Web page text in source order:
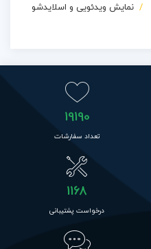
نمایش ویدئویی و اسلایدشو
19190
تعداد سفارشات
1168
درخواست پشتیبانی